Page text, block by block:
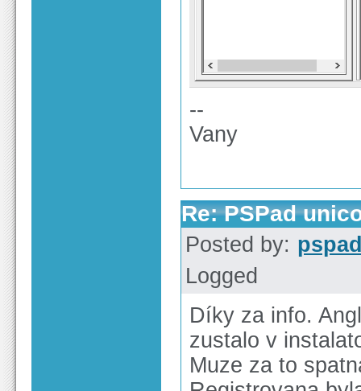
--
Vany
Re: PSPad
Posted by:
Logged
Díky za info.
zustalo v
Muze za to